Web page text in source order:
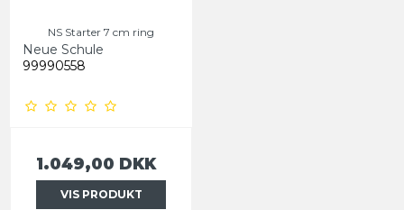
NS Starter 7 cm ring
Neue Schule
99990558
1.049,00 DKK
VIS PRODUKT